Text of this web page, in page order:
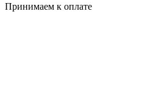
Принимаем к оплате